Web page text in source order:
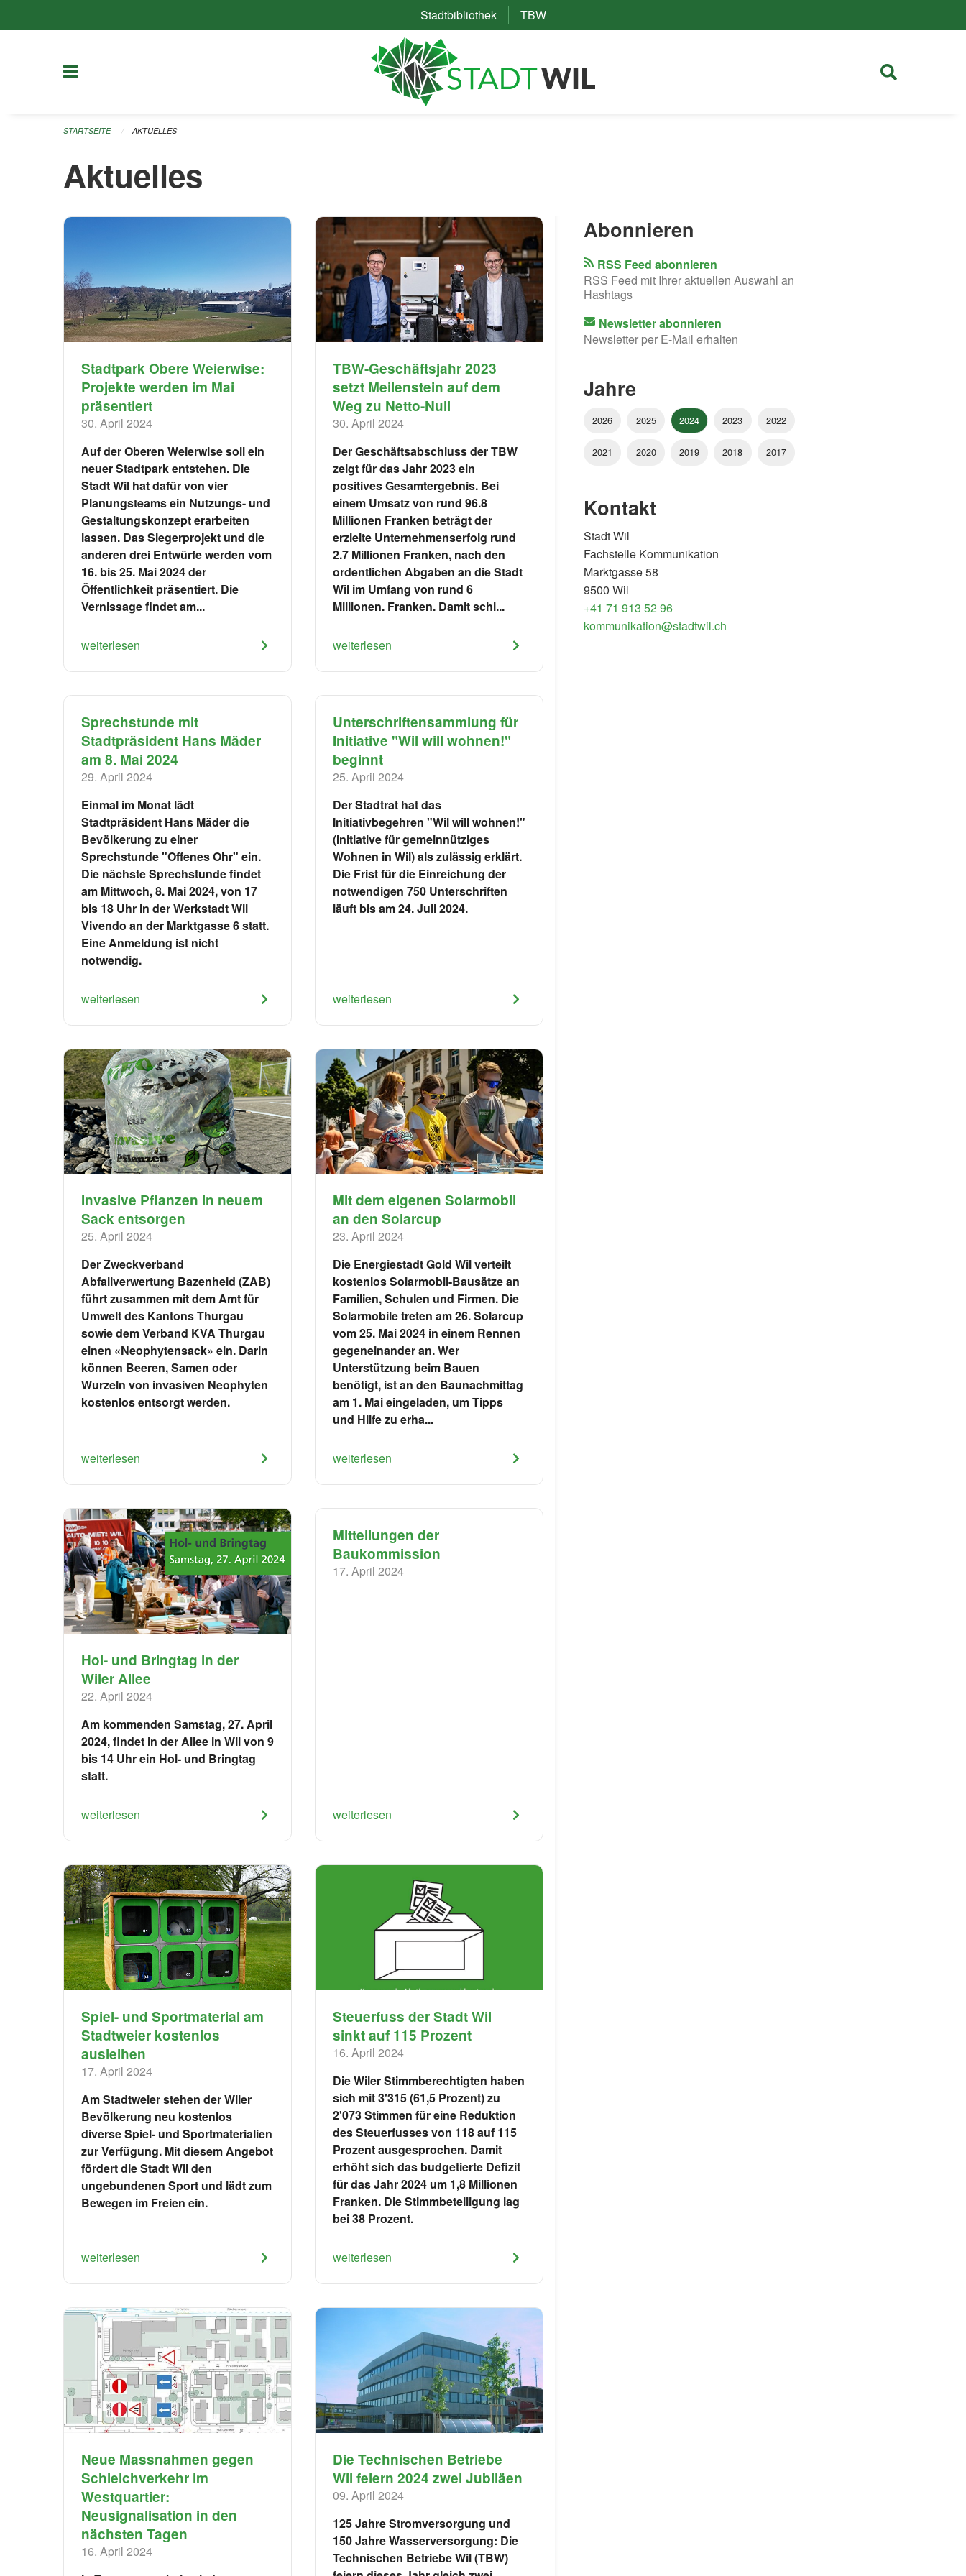
Stadtbibliothek(External Link)
TBW(External Link)
STARTSEITE AKTUELLES
Aktuelles
Stadtpark Obere Weierwise:
Projekte werden im Mai
präsentiert
30. April 2024
Auf der Oberen Weierwise soll ein
neuer Stadtpark entstehen. Die
Stadt Wil hat dafür von vier
Planungsteams ein Nutzungs- und
Gestaltungskonzept erarbeiten
lassen. Das Siegerprojekt und die
anderen drei Entwürfe werden vom
16. bis 25. Mai 2024 der
Öffentlichkeit präsentiert. Die
Vernissage findet am...
weiterlesen
TBW-Geschäftsjahr 2023
setzt Meilenstein auf dem
Weg zu Netto-Null
30. April 2024
Der Geschäftsabschluss der TBW
zeigt für das Jahr 2023 ein
positives Gesamtergebnis. Bei
einem Umsatz von rund 96.8
Millionen Franken beträgt der
erzielte Unternehmenserfolg rund
2.7 Millionen Franken, nach den
ordentlichen Abgaben an die Stadt
Wil im Umfang von rund 6
Millionen. Franken. Damit schl...
weiterlesen
Sprechstunde mit
Stadtpräsident Hans Mäder
am 8. Mai 2024
29. April 2024
Einmal im Monat lädt
Stadtpräsident Hans Mäder die
Bevölkerung zu einer
Sprechstunde "Offenes Ohr" ein.
Die nächste Sprechstunde findet
am Mittwoch, 8. Mai 2024, von 17
bis 18 Uhr in der Werkstadt Wil
Vivendo an der Marktgasse 6 statt.
Eine Anmeldung ist nicht
notwendig.
weiterlesen
Unterschriftensammlung für
Initiative "Wil will wohnen!"
beginnt
25. April 2024
Der Stadtrat hat das
Initiativbegehren "Wil will wohnen!"
(Initiative für gemeinnütziges
Wohnen in Wil) als zulässig erklärt.
Die Frist für die Einreichung der
notwendigen 750 Unterschriften
läuft bis am 24. Juli 2024.
weiterlesen
Invasive Pflanzen in neuem
Sack entsorgen
25. April 2024
Der Zweckverband
Abfallverwertung Bazenheid (ZAB)
führt zusammen mit dem Amt für
Umwelt des Kantons Thurgau
sowie dem Verband KVA Thurgau
einen «Neophytensack» ein. Darin
können Beeren, Samen oder
Wurzeln von invasiven Neophyten
kostenlos entsorgt werden.
weiterlesen
Mit dem eigenen Solarmobil
an den Solarcup
23. April 2024
Die Energiestadt Gold Wil verteilt
kostenlos Solarmobil-Bausätze an
Familien, Schulen und Firmen. Die
Solarmobile treten am 26. Solarcup
vom 25. Mai 2024 in einem Rennen
gegeneinander an. Wer
Unterstützung beim Bauen
benötigt, ist an den Baunachmittag
am 1. Mai eingeladen, um Tipps
und Hilfe zu erha...
weiterlesen
Hol- und Bringtag in der
Wiler Allee
22. April 2024
Am kommenden Samstag, 27. April
2024, findet in der Allee in Wil von 9
bis 14 Uhr ein Hol- und Bringtag
statt.
weiterlesen
Mitteilungen der
Baukommission
17. April 2024
weiterlesen
Spiel- und Sportmaterial am
Stadtweier kostenlos
ausleihen
17. April 2024
Am Stadtweier stehen der Wiler
Bevölkerung neu kostenlos
diverse Spiel- und Sportmaterialien
zur Verfügung. Mit diesem Angebot
fördert die Stadt Wil den
ungebundenen Sport und lädt zum
Bewegen im Freien ein.
weiterlesen
Steuerfuss der Stadt Wil
sinkt auf 115 Prozent
16. April 2024
Die Wiler Stimmberechtigten haben
sich mit 3'315 (61,5 Prozent) zu
2'073 Stimmen für eine Reduktion
des Steuerfusses von 118 auf 115
Prozent ausgesprochen. Damit
erhöht sich das budgetierte Defizit
für das Jahr 2024 um 1,8 Millionen
Franken. Die Stimmbeteiligung lag
bei 38 Prozent.
weiterlesen
Neue Massnahmen gegen
Schleichverkehr im
Westquartier:
Neusignalisation in den
nächsten Tagen
16. April 2024
Die Technischen Betriebe
Wil feiern 2024 zwei Jubiläen
09. April 2024
125 Jahre Stromversorgung und
150 Jahre Wasserversorgung: Die
Technischen Betriebe Wil (TBW)
Abonnieren
RSS Feed abonnieren
RSS Feed mit Ihrer aktuellen Auswahl an
Hashtags
Newsletter abonnieren
Newsletter per E-Mail erhalten
Jahre
2026 2025 2024 2023 2022
2021 2020 2019 2018 2017
Kontakt
Stadt Wil
Fachstelle Kommunikation
Marktgasse 58
9500 Wil
+41 71 913 52 96
kommunikation@stadtwil.ch